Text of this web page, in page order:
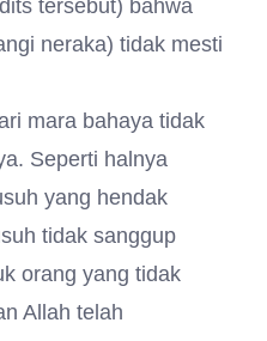
tersebut) bahwa
neraka) tidak mesti
mara bahaya tidak
Seperti halnya
yang hendak
tidak sanggup
orang yang tidak
Allah telah